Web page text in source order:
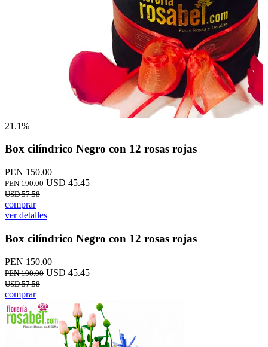
21.1%
Box cilíndrico Negro con 12 rosas rojas
PEN 150.00
PEN 190.00 USD 45.45
USD 57.58
comprar
ver detalles
Box cilíndrico Negro con 12 rosas rojas
PEN 150.00
PEN 190.00 USD 45.45
USD 57.58
comprar